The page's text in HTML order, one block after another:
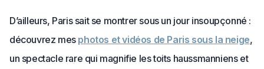
D’ailleurs, Paris sait se montrer sous un jour insoupçonné :
découvrez mes photos et vidéos de Paris sous la neige,
un spectacle rare qui magnifie les toits haussmanniens et